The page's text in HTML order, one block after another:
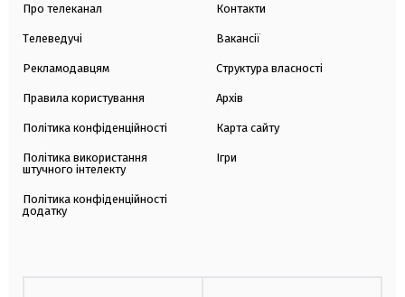
Про телеканал
Телеведучі
Рекламодавцям
Правила користування
Політика конфіденційності
Політика використання
штучного інтелекту
Політика конфіденційності
додатку
Контакти
Вакансії
Структура власності
Архів
Карта сайту
Ігри